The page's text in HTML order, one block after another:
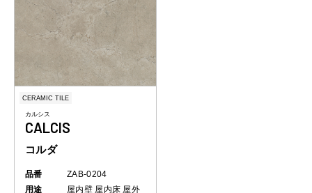
CERAMIC TILE
カルシス
CALCIS
コルダ
品番
ZAB-0204
用途
屋内壁 屋内床 屋外